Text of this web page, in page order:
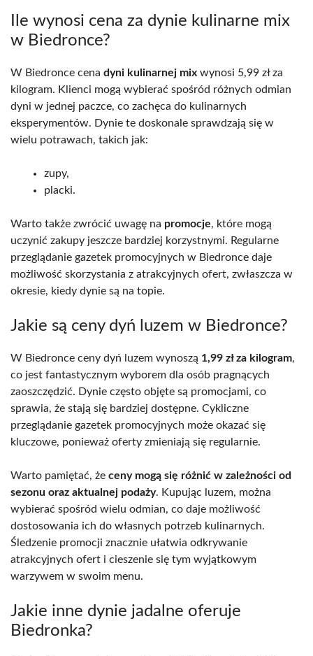
Ile wynosi cena za dynie kulinarne mix
w Biedronce?
W Biedronce cena dyni kulinarnej mix wynosi 5,99 zł za
kilogram. Klienci mogą wybierać spośród różnych odmian
dyni w jednej paczce, co zachęca do kulinarnych
eksperymentów. Dynie te doskonale sprawdzają się w
wielu potrawach, takich jak:
zupy,
placki.
Warto także zwrócić uwagę na promocje, które mogą
uczynić zakupy jeszcze bardziej korzystnymi. Regularne
przeglądanie gazetek promocyjnych w Biedronce daje
możliwość skorzystania z atrakcyjnych ofert, zwłaszcza w
okresie, kiedy dynie są na topie.
Jakie są ceny dyń luzem w Biedronce?
W Biedronce ceny dyń luzem wynoszą 1,99 zł za kilogram,
co jest fantastycznym wyborem dla osób pragnących
zaoszczędzić. Dynie często objęte są promocjami, co
sprawia, że stają się bardziej dostępne. Cykliczne
przeglądanie gazetek promocyjnych może okazać się
kluczowe, ponieważ oferty zmieniają się regularnie.
Warto pamiętać, że ceny mogą się różnić w zależności od
sezonu oraz aktualnej podaży. Kupując luzem, można
wybierać spośród wielu odmian, co daje możliwość
dostosowania ich do własnych potrzeb kulinarnych.
Śledzenie promocji znacznie ułatwia odkrywanie
atrakcyjnych ofert i cieszenie się tym wyjątkowym
warzywem w swoim menu.
Jakie inne dynie jadalne oferuje
Biedronka?